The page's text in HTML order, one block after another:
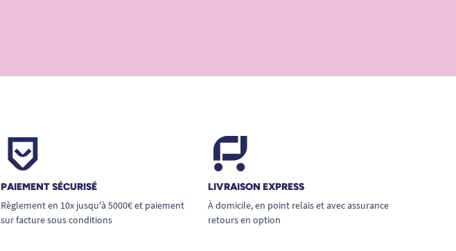
PAIEMENT SÉCURISÉ
Règlement en 10x jusqu'à 5000€ et paiement
sur facture sous conditions
LIVRAISON EXPRESS
À domicile, en point relais et avec assurance
retours en option